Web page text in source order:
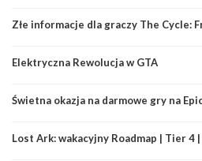
Złe informacje dla graczy The Cycle:
Elektryczna Rewolucja w GTA
Świetna okazja na darmowe gry na
Lost Ark: wakacyjny Roadmap | Tier 4